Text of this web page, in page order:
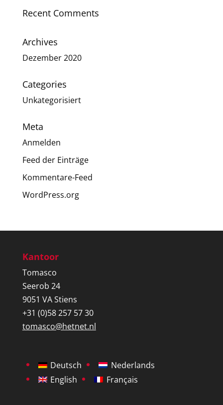
Recent Comments
Archives
Dezember 2020
Categories
Unkategorisiert
Meta
Anmelden
Feed der Einträge
Kommentare-Feed
WordPress.org
Kantoor
Tomasco
Seerob 24
9051 VA Stiens
+31 (0)58 257 57 30
tomasco@hetnet.nl
Deutsch
Nederlands
English
Français